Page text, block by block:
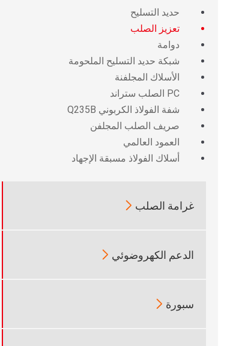
حديد التسليح
تعزيز الصلب
دوامة
شبكة حديد التسليح الملحومة
الأسلاك المجلفنة
PC الصلب ستراند
شفة الفولاذ الكربوني Q235B
صريف الصلب المجلفن
العمود العالمي
أسلاك الفولاذ مسبقة الإجهاد
غرامة الصلب 
الدعم الكهروضوئي 
سبورة 